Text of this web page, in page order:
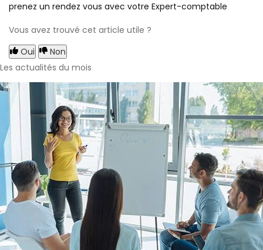
prenez un rendez vous avec votre Expert-comptable
Vous avez trouvé cet article utile ?
Oui
Non
Les actualités du mois